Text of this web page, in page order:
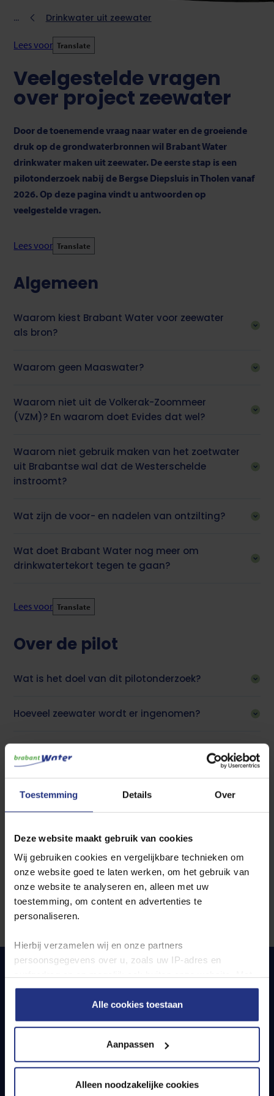
Toestemming Details Over
Deze website maakt gebruik van cookies
Wij gebruiken cookies en vergelijkbare technieken om
onze website goed te laten werken, om het gebruik van
onze website te analyseren en, alleen met uw
toestemming, om content en advertenties te
personaliseren.
Hierbij verzamelen wij en onze partners
persoonsgegevens over u, zoals uw IP‑adres en
deze gegevens kunnen wij een profiel van u opbouwen
zodat wij onze content en communicatie kunnen
afstemmen op uw voorkeuren. Partners kunnen deze
hen hebt verstrekt of die zij hebben verzameld via uw
gebruik van hun diensten.
Lees meer over de gebruikte cookies, de doelen en onze
Alle cookies toestaan
Aanpassen
Alleen noodzakelijke cookies
Kruimelpad
Drinkwater uit zeewater
Lees voor Translate
Veelgestelde vragen
over project zeewater
Door de toenemende vraag naar water en de groeiende
druk op de grondwaterbronnen wil Brabant Water
drinkwater maken uit zeewater. De eerste stap is een
pilotonderzoek nabij de Bergse Diepsluis in Tholen vanaf
2026. Op deze pagina vindt u antwoorden op
veelgestelde vragen.
Lees voor Translate
Algemeen
Waarom kiest Brabant Water voor zeewater
als bron?
Waarom geen Maaswater?
Waarom niet uit de Volkerak-Zoommeer
(VZM)? En waarom doet Evides dat wel?
Waarom niet gebruik maken van het zoetwater
uit Brabantse wal dat de Westerschelde
instroomt?
Wat zijn de voor- en nadelen van ontzilting?
Wat doet Brabant Water nog meer om
drinkwatertekort tegen te gaan?
Lees voor Translate
Over de pilot
Wat is het doel van dit pilotonderzoek?
Hoeveel zeewater wordt er ingenomen?
omgeving?
Wat gebeurt er na afloop van de pilot?
Lees voor Translate
Nieuwsbrief zeewater
Ontdek de wondere wereld van zee- naar drinkwater.
Ontvang ongeveer vier keer per jaar een update in uw